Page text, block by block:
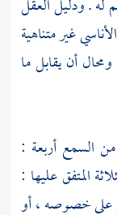
. ودليل العقل
غير متناهية
أن يقابل ما
السمع أربعة :
المتفق عليها :
على خصوصه ، أو